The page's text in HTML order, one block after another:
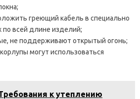
греющий кабель в специально
по всей длине изделий;
не поддерживают открытый огонь;
могут использоваться
к утеплению